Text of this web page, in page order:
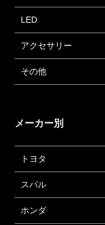
LED
アクセサリー
その他
メーカー別
トヨタ
スバル
ホンダ